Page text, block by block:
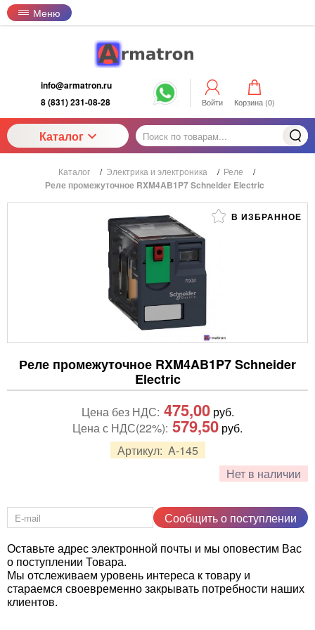
Меню
info@armatron.ru
8 (831) 231-08-28
Войти Корзина (0)
Каталог
Каталог / Электрика и электроника / Реле /
Реле промежуточное RXM4AB1P7 Schneider Electric
В ИЗБРАННОЕ
Реле промежуточное RXM4AB1P7 Schneider
Electric
Артикул: A-145
Нет в наличии
Цена без НДС: 475,00руб.
Цена с НДС(22%): 579,50 руб.
Сообщить о поступлении
Оставьте адрес электронной почты и мы оповестим Вас
о поступлении Товара.
Мы отслеживаем уровень интереса к товару и
стараемся своевременно закрывать потребности наших
клиентов.